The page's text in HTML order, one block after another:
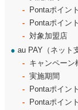
Pontaポイン
Pontaポイン
対象加盟店
● au PAY（ネット
キャンペーン
実施期間
Pontaポイン
Pontaポイン